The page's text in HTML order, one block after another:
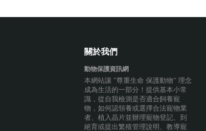
關於我們
動物保護資訊網
本網站讓 ”尊重生命 保護動物” 理念
成為生活的一部分！提供基本小常
識，從自我檢測是否適合飼養寵
物，如何認領養或選擇合法寵物業
者、植入晶片並辦理寵物登記、到
絕育或提出繁殖管理說明、教導寵